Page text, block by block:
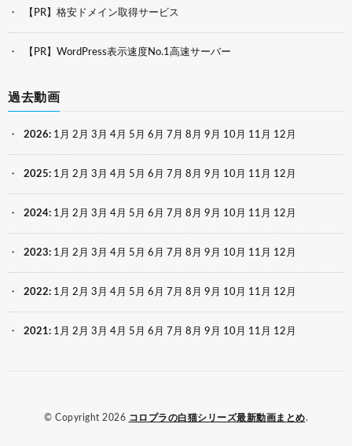
【PR】格安ドメイン取得サービス
【PR】WordPress表示速度No.1高速サーバー
過去動画
2026: 1月 2月 3月 4月 5月 6月 7月 8月 9月 10月 11月 12月
2025: 1月 2月 3月 4月 5月 6月 7月 8月 9月 10月 11月 12月
2024: 1月 2月 3月 4月 5月 6月 7月 8月 9月 10月 11月 12月
2023: 1月 2月 3月 4月 5月 6月 7月 8月 9月 10月 11月 12月
2022: 1月 2月 3月 4月 5月 6月 7月 8月 9月 10月 11月 12月
2021: 1月 2月 3月 4月 5月 6月 7月 8月 9月 10月 11月 12月
© Copyright 2026 コロプラの白猫シリーズ最新動画まとめ.